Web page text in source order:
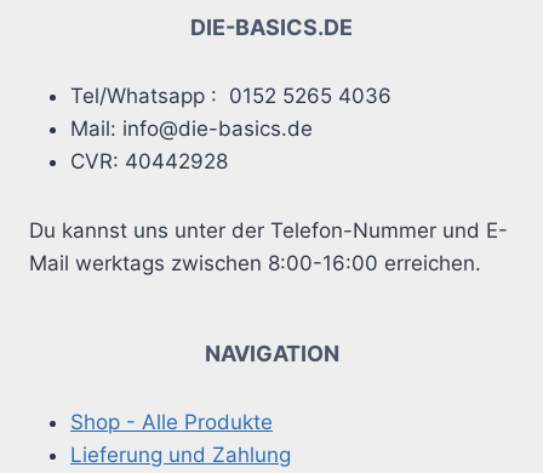
Produktseite
Optionen
auf
der
DIE-BASICS.DE
Tel/Whatsapp : 0152 5265 4036
Mail: info@die-basics.de
CVR: 40442928
Du kannst uns unter der Telefon-Nummer und E-
Mail werktags zwischen 8:00-16:00 erreichen.
NAVIGATION
Shop - Alle Produkte
Lieferung und Zahlung